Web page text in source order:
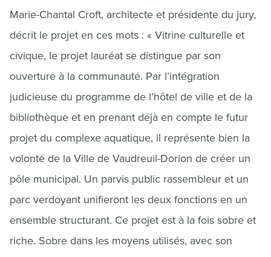
Marie-Chantal Croft, architecte et présidente du jury,
décrit le projet en ces mots : « Vitrine culturelle et
civique, le projet lauréat se distingue par son
ouverture à la communauté. Par l’intégration
judicieuse du programme de l’hôtel de ville et de la
bibliothèque et en prenant déjà en compte le futur
projet du complexe aquatique, il représente bien la
volonté de la Ville de Vaudreuil-Dorion de créer un
pôle municipal. Un parvis public rassembleur et un
parc verdoyant unifieront les deux fonctions en un
ensemble structurant. Ce projet est à la fois sobre et
riche. Sobre dans les moyens utilisés, avec son